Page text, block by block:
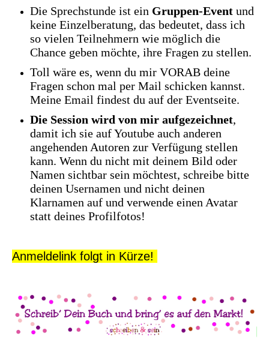
Die Sprechstunde ist ein Gruppen-Event und
keine Einzelberatung, das bedeutet, dass ich
so vielen Teilnehmern wie möglich die
Chance geben möchte, ihre Fragen zu stellen.
Toll wäre es, wenn du mir VORAB deine
Fragen schon mal per Mail schicken kannst.
Meine Email findest du auf der Eventseite.
Die Session wird von mir aufgezeichnet,
damit ich sie auf Youtube auch anderen
angehenden Autoren zur Verfügung stellen
kann. Wenn du nicht mit deinem Bild oder
Namen sichtbar sein möchtest, schreibe bitte
deinen Usernamen und nicht deinen
Klarnamen auf und verwende einen Avatar
statt deines Profilfotos!
Anmeldelink folgt in Kürze!